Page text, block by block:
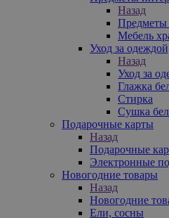
Назад
Предметы
Мебель
Уход за
Назад
Уход за
Глажка
Стирка
Сушка
Подарочные карты
Назад
Подарочные
Электронные
Новогодние товары
Назад
Новогодние
Ели, сосны